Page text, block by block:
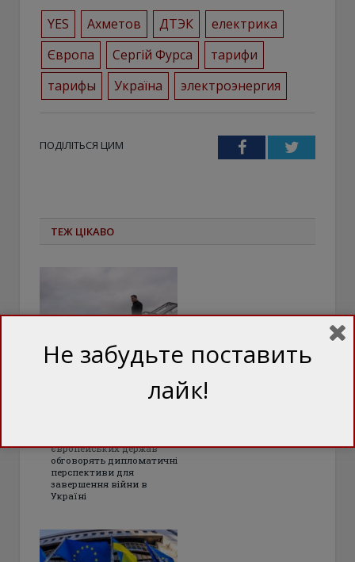
YES Ахметов ДТЭК
електрика
Європа
Сергій Фурса
тарифи
тарифы
Україна электроэнергия
ПОДІЛІТЬСЯ ЦИМ FacebookTwitter
ТЕЖ ЦІКАВО
Зеленський прибув
європейських держав
обговорять дипломатичні
перспективи для
завершення війни в
Україні
Не забудьте поставить
лайк!